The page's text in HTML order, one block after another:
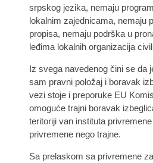
srpskog jezika, nemaju
lokalnim zajednicama, nemaju
propisa, nemaju podrška u
leđima lokalnih organizacija
Iz svega navedenog čini se da
sam pravni položaj i boravak
vezi stoje i preporuke EU
omoguće trajni boravak
teritoriji van instituta
privremene nego trajne.
Sa prelaskom sa privremene